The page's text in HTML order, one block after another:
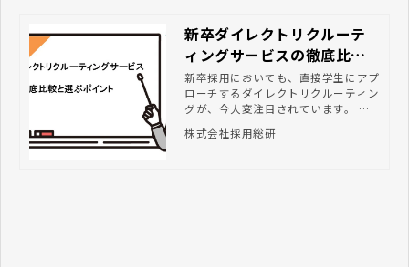
新卒ダイレクトリクルーテ
ィングサービスの徹底比較
と選ぶポイント
新卒採用においても、直接学生にアプ
ローチするダイレクトリクルーティン
グが、今大変注目されています。 導
いますが、ここ数年でサービスも増
株式会社採用総研